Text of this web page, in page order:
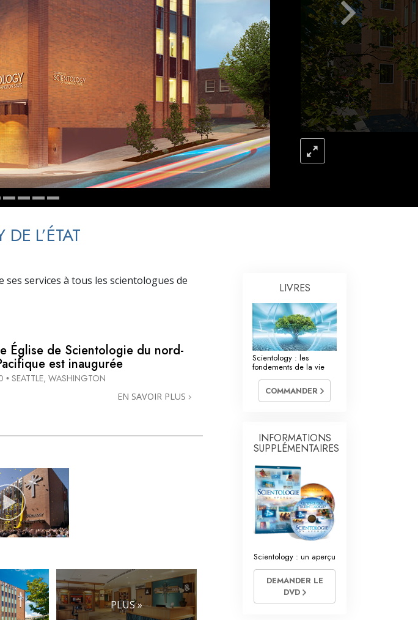
L’échelle des tons émotionnels
Réponses aux drogues
Les enfants
Des outils pour le monde du travail
L’éthique et les conditions
La raison de l’oppression
Les investigations
Les fondements de l’organisation
L’ÉTAT
ses services à tous les scientologues de
Église de Scientologie du nord-
est inaugurée
• SEATTLE, WASHINGTON
EN SAVOIR PLUS
PLUS »
LIVRES
Scientology : les
fondements de la vie
COMMANDER
INFORMATIONS
SUPPLÉMENTAIRES
Scientology : un aperçu
DEMANDER LE
DVD